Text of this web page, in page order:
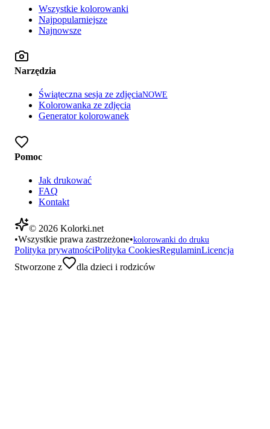
Wszystkie kolorowanki
Najpopularniejsze
Najnowsze
Narzędzia
Świąteczna sesja ze zdjęciaNOWE
Kolorowanka ze zdjęcia
Generator kolorowanek
Pomoc
Jak drukować
FAQ
Kontakt
© 2026 Kolorki.net
•Wszystkie prawa zastrzeżone•kolorowanki do druku
Polityka prywatnościPolityka CookiesRegulaminLicencja
Stworzone z
dla dzieci i rodziców